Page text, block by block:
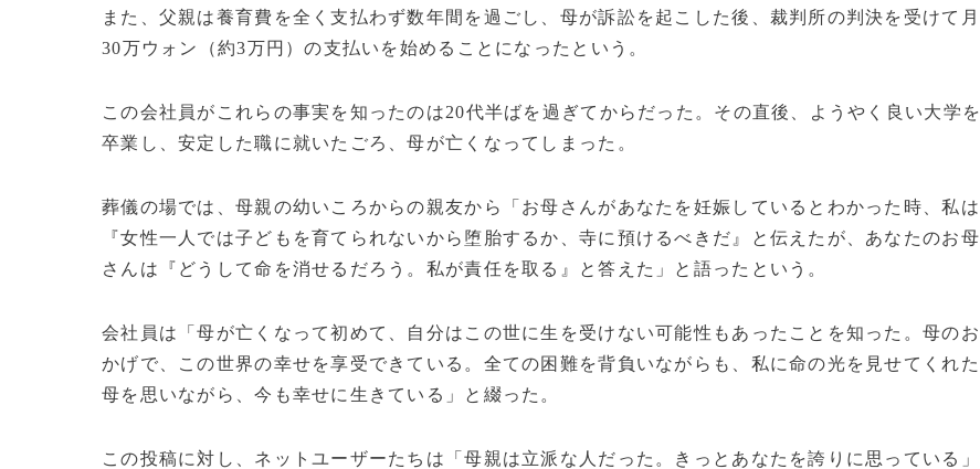
また、父親は養育費を全く支払わず数年間を過ごし、母が訴訟を起こした後、裁判所の判決を受けて月
30万ウォン（約3万円）の支払いを始めることになったという。
この会社員がこれらの事実を知ったのは20代半ばを過ぎてからだった。その直後、ようやく良い大学を
卒業し、安定した職に就いたごろ、母が亡くなってしまった。
葬儀の場では、母親の幼いころからの親友から「お母さんがあなたを妊娠しているとわかった時、私は
『女性一人では子どもを育てられないから堕胎するか、寺に預けるべきだ』と伝えたが、あなたのお母
さんは『どうして命を消せるだろう。私が責任を取る』と答えた」と語ったという。
会社員は「母が亡くなって初めて、自分はこの世に生を受けない可能性もあったことを知った。母のお
かげで、この世界の幸せを享受できている。全ての困難を背負いながらも、私に命の光を見せてくれた
母を思いながら、今も幸せに生きている」と綴った。
この投稿に対し、ネットユーザーたちは「母親は立派な人だった。きっとあなたを誇りに思っている」